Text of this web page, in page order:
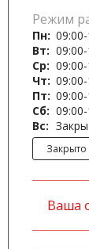
Режим
Пн:
Вт:
Ср:
Чт:
Пт:
Сб:
Вс:
Закрыто
Ваша